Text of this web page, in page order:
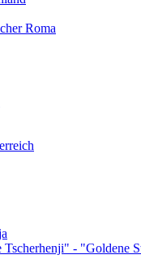
Roma
Tscherhenji" - "Goldene